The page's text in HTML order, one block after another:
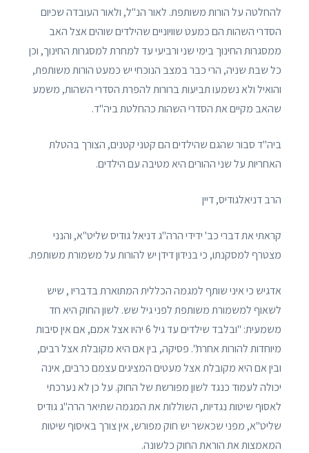
להחלטה על הורות משותפת. לאור הנ"ל, ולאור העובדה שכיום
הסדרי השהות הם כמעט שוויוניים שהילדים שוהים אצל האב
ממסגרות החינוך בימי שני ורביעי עד למחרת למסגרות החינוך, וכן
כל שבת שניה, הרי כבר במצב הנוכחי יש כמעט הורות משותפת,
והואיל ולא נשמעו תביעות ברורות להפרת הסדרי השהות, משמע
שהאב מקיים את הסדרי השהות כהחלטת ביה"ד.
ביה"ד סבור שהגם שהילדים הם קטני קטנים, הצורך בהטלת
האחריות על שני ההורים היא מטיבה עם הילדים.
הרב דניאלגודיס, דיין
קראתי את דברי כב' ידידי הרה"ג דניאל גודיס שליט"א, והנני
מצטרף למסקנתו, כי בנידון דידן יש להורות על משמורת משותפת.
אדגיש כי איני שותף למגמה הכללית המתוארת בדבריו , שיש
לשאוף למשמורת משותפת לפני גיל שש. לשון החוק היא חד
משמעית: "ובלבד שילדים עד גיל 6 יהיו אצל אמם, אם אין סיבות
מיוחדות להורות אחרת". פסיקה, בין אם היא מקובלת אצל רבים,
ובין אם היא מקובלת אצל מעטים המציגים עצמם כרבים, אינה
יכולה לעמוד כנגד לשון מפורשת של החוק. על כן לא נערכתי
לאסוף שיטות נגדיות, השוללות את המגמה שתיאר הרה"ג גודיס
שליט"א, מפני שכאשר יש חוק מפורש, אין צורך באיסוף שיטות
המאמצות את הוראת החוק כלשונה.